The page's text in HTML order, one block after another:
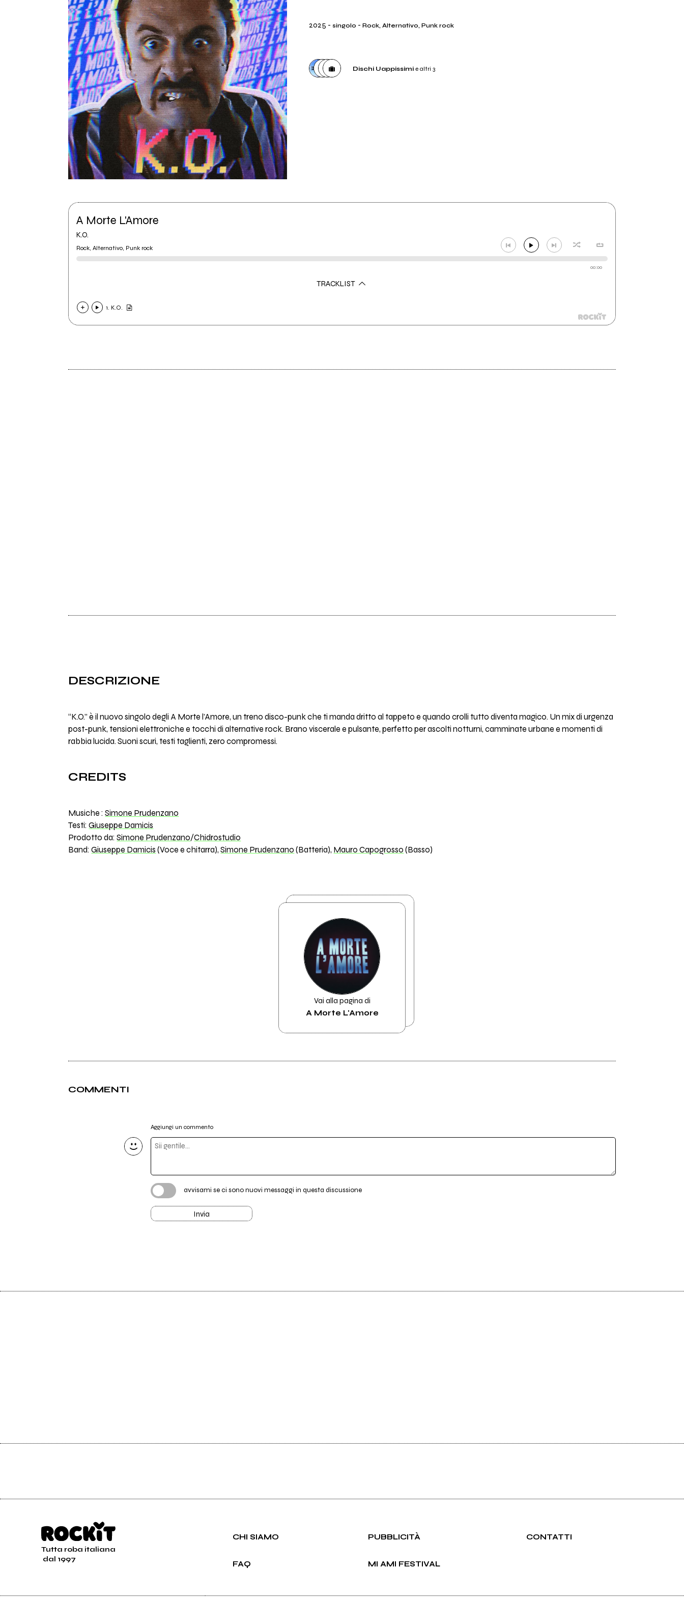
2025 -singolo -Rock, Alternativo, Punk rock
Dischi Uappissimie altri 3
A Morte L'Amore
K.O.
Rock, Alternativo, Punk rock
00:00
TRACKLIST
1. K.O.
DESCRIZIONE
“K.O.” è il nuovo singolo degli A Morte l’Amore, un treno disco-punk che ti manda dritto al tappeto e quando crolli tutto diventa magico. Un mix di urgenza
post-punk, tensioni elettroniche e tocchi di alternative rock. Brano viscerale e pulsante, perfetto per ascolti notturni, camminate urbane e momenti di
rabbia lucida. Suoni scuri, testi taglienti, zero compromessi.
CREDITS
Musiche :Simone Prudenzano
Testi:Giuseppe Damicis
Prodotto da:Simone Prudenzano/Chidrostudio
Band:Giuseppe Damicis (Voce e chitarra),Simone Prudenzano (Batteria), Mauro Capogrosso (Basso)
Vai alla pagina di
A Morte L'Amore
COMMENTI
Aggiungi un commento
avvisami se ci sono nuovi messaggi in questa discussione
Invia
Tutta roba italiana
dal 1997
CHI SIAMO PUBBLICITÀ CONTATTI
FAQ MI AMI FESTIVAL